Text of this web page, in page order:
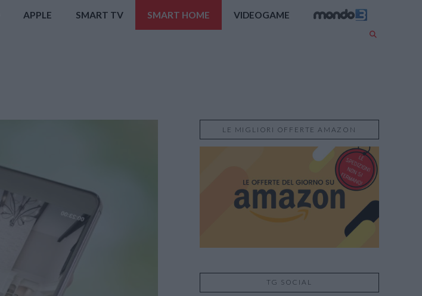
APPLE SMART TV SMART HOME VIDEOGAME
LE MIGLIORI OFFERTE AMAZON
TG SOCIAL